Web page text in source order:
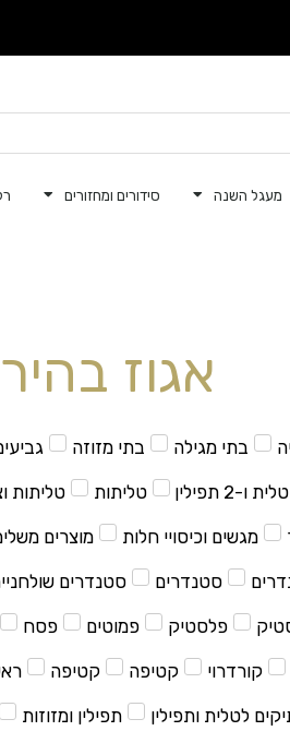
מעגל השנה סידורים ומחזורים
אגוז בהיר
בתי מגילה בתי מזוזה
טלית ו-2 תפילין טליתות טליתות
מגשים וכיסויי חלות מוצרים
סטנדרים סטנדרים
פלסטיק פמוטים פסח
קורדרוי קטיפה קטיפה
לטלית ותפילין תפילין ומזוזות